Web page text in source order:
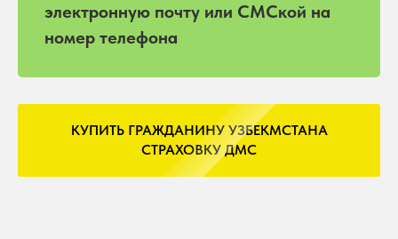
электронную почту или СМСкой на
номер телефона
КУПИТЬ ГРАЖДАНИНУ УЗБЕКМСТАНА
СТРАХОВКУ ДМС